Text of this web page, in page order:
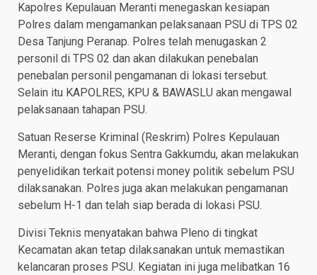
Kapolres Kepulauan Meranti menegaskan kesiapan
Polres dalam mengamankan pelaksanaan PSU di TPS 02
Desa Tanjung Peranap. Polres telah menugaskan 2
personil di TPS 02 dan akan dilakukan penebalan
penebalan personil pengamanan di lokasi tersebut.
Selain itu KAPOLRES, KPU & BAWASLU akan mengawal
pelaksanaan tahapan PSU.
Satuan Reserse Kriminal (Reskrim) Polres Kepulauan
Meranti, dengan fokus Sentra Gakkumdu, akan melakukan
penyelidikan terkait potensi money politik sebelum PSU
dilaksanakan. Polres juga akan melakukan pengamanan
sebelum H-1 dan telah siap berada di lokasi PSU.
Divisi Teknis menyatakan bahwa Pleno di tingkat
Kecamatan akan tetap dilaksanakan untuk memastikan
kelancaran proses PSU. Kegiatan ini juga melibatkan 16